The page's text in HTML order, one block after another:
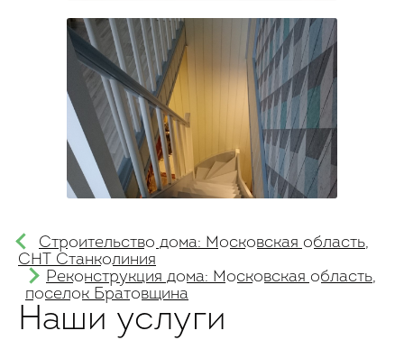
Строительство дома: Московская область,
СНТ Станколиния
Реконструкция дома: Московская область,
поселок Братовщина
Наши услуги